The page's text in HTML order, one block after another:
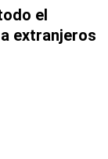
el
extranjeros